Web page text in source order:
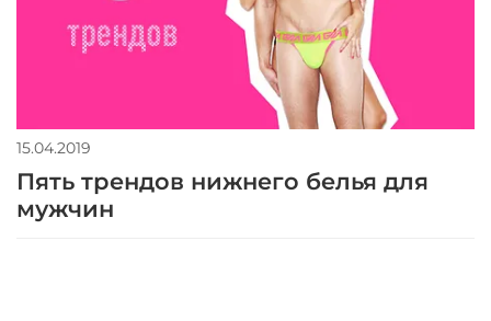
15.04.2019
Пять трендов нижнего белья для
мужчин